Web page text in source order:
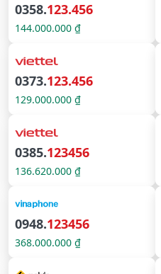
0358.123.456
144.000.000 ₫
0373.123.456
129.000.000 ₫
0385.123456
136.620.000 ₫
0948.123456
368.000.000 ₫